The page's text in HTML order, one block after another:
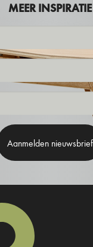
MEER INSPIRATIE